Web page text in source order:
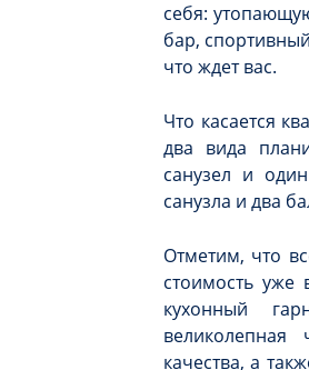
себя:
бар,
что ждет вас.
Что касается
два вида
санузел и
санузла и два
Отметим, что
стоимость уже
кухонный
великолепная
качества, а